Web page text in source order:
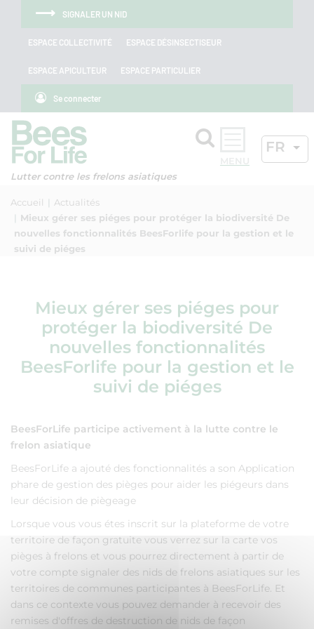
Panneau de gestion des cookies
Aller au menu
Aller au contenu
Aller à la recherche
SIGNALER UN NID
ESPACE COLLECTIVITÉ ESPACE DÉSINSECTISEUR
ESPACE APICULTEUR ESPACE PARTICULIER
Se connecter
Lutter contre les frelons asiatiques
Rechercher
FR
Accueil
Actualités
Mieux gérer ses piéges pour protéger la biodiversité De
nouvelles fonctionnalités BeesForlife pour la gestion et le
suivi de piéges
Mieux gérer ses piéges pour
protéger la biodiversité De
nouvelles fonctionnalités
BeesForlife pour la gestion et le
suivi de piéges
BeesForLife participe activement à la lutte contre le
frelon asiatique
BeesForLife a ajouté des fonctionnalités a son Application
phare de gestion des pièges pour aider les piégeurs dans
leur décision de piègeage
Lorsque vous vous étes inscrit sur la plateforme de votre
territoire de façon gratuite vous verrez sur la carte vos
pièges à frelons et vous pourrez directement à partir de
votre compte signaler des nids de frelons asiatiques sur les
territoires de communes participantes à BeesForLife. Et
dans ce contexte vous pouvez demander à recevoir des
remises d'offres de destruction de nids de façon